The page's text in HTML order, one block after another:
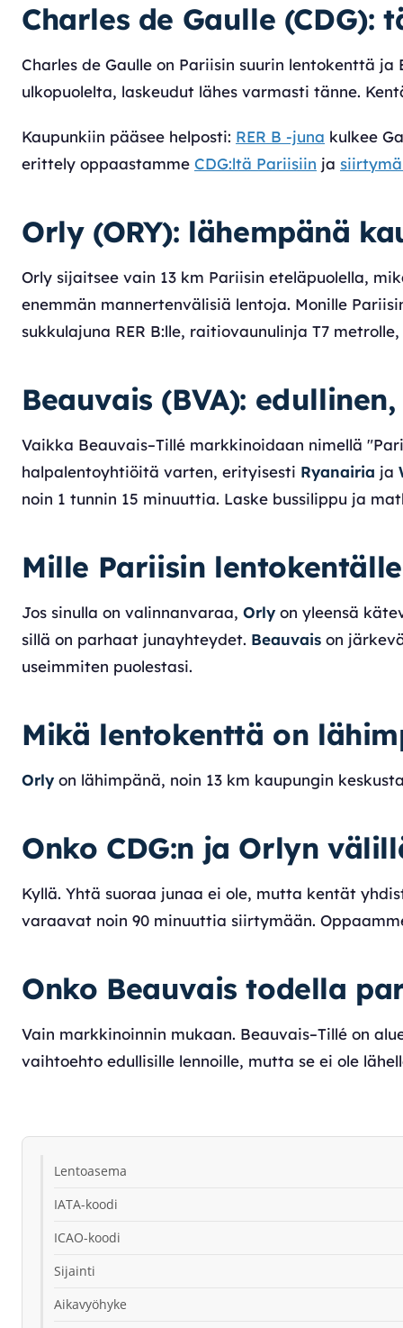
Charles de Gaulle
Charles de Gaulle on Pariisin suurin lentokenttä
ulkopuolelta, laskeudut lähes varmasti tänne.
Kaupunkiin pääsee helposti: RER B -juna kulkee
erittely oppaastamme CDG:ltä Pariisiin ja
Orly (ORY): lähempänä
Orly sijaitsee vain 13 km Pariisin eteläpuolella,
enemmän mannertenvälisiä lentoja. Monille
sukkulajuna RER B:lle, raitiovaunulinja T7
Beauvais (BVA):
Vaikka Beauvais–Tillé markkinoidaan nimellä
halpalentoyhtiöitä varten, erityisesti Ryanairia ja
noin 1 tunnin 15 minuuttia. Laske bussilippu ja
Mille Pariisin
Jos sinulla on valinnanvaraa, Orly on yleensä
sillä on parhaat junayhteydet. Beauvais on
useimmiten puolestasi.
Mikä lentokenttä on
Orly on lähimpänä, noin 13 km kaupungin
Onko CDG:n ja Orlyn
Kyllä. Yhtä suoraa junaa ei ole, mutta kentät
varaavat noin 90 minuuttia siirtymään.
Onko Beauvais todella
Vain markkinoinnin mukaan. Beauvais–Tillé on
vaihtoehto edullisille lennoille, mutta se ei ole
Lentoasema
IATA-koodi
ICAO-koodi
Sijainti
Aikavyöhyke